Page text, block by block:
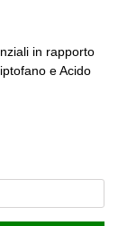
in rapporto
e Acido